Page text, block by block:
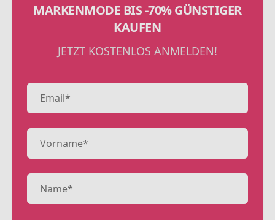
MARKENMODE BIS -70% GÜNSTIGER
KAUFEN
JETZT KOSTENLOS ANMELDEN!